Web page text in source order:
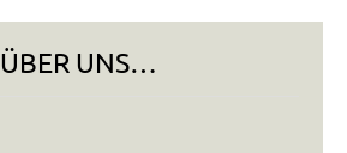
ÜBER UNS…